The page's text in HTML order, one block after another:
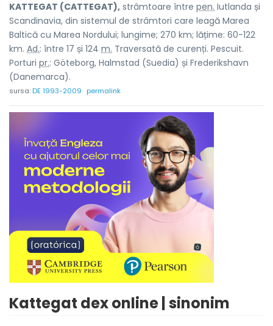
KATTEGAT (CATTEGAT), strâmtoare între pen. Iutlanda și
Scandinavia, din sistemul de strâmtori care leagă Marea
Baltică cu Marea Nordului; lungime; 270 km; lățime: 60-122
km. Ad.: între 17 și 124 m. Traversată de curenți. Pescuit.
Porturi pr.: Göteborg, Halmstad (Suedia) și Frederikshavn
(Danemarca).
sursa:DE 1993-2009 permalink
Kattegat dex online | sinonim